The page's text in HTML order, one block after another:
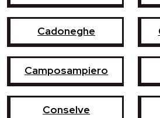
Cadoneghe
Camposampiero
Conselve